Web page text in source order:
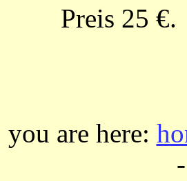
Preis 25 €.
you are here: